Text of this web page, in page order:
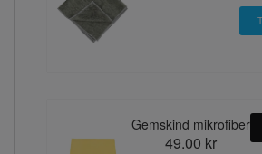
Gemskind mikrofiber
49.00 kr